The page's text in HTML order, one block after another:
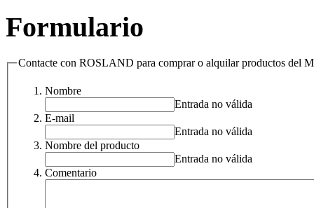
Formulario
Contacte con ROSLAND para comprar o alquilar productos del
Nombre
Entrada no válida
E-mail
Entrada no válida
Nombre del producto
Entrada no válida
Comentario